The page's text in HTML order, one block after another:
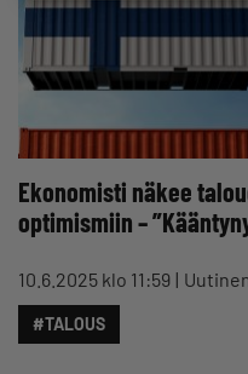
Ekonomisti näkee
optimismiin –
10.6.2025 klo 11:59
#TALOUS